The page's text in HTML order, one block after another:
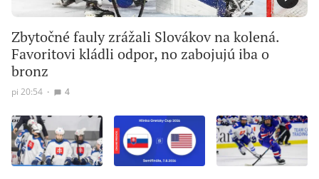
Zbytočné fauly zrážali Slovákov na kolená.
Favoritovi kládli odpor, no zabojujú iba o
bronz
pi 20:54 ∙ 4